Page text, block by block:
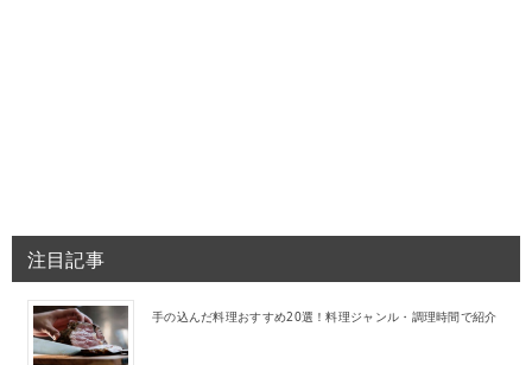
注目記事
手の込んだ料理おすすめ20選！料理ジャンル・調理時間で紹介